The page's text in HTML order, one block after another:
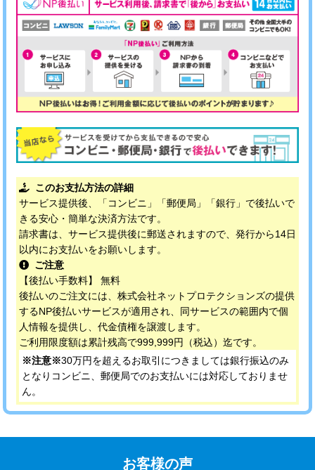
このお支払方法の詳細
サービス提供後、「コンビニ」「郵便局」「銀行」で後払いで
きる安心・簡単な決済方法です。
請求書は、サービス提供後に郵送されますので、発行から14日
以内にお支払いをお願いします。
ご注意
【後払い手数料】 無料
後払いのご注文には、株式会社ネットプロテクションズの提供
するNP後払いサービスが適用され、同サービスの範囲内で個
人情報を提供し、代金債権を譲渡します。
ご利用限度額は累計残高で999,999円（税込）迄です。
※注意※30万円を超えるお取引につきましては銀行振込のみ
となりコンビニ、郵便局でのお支払いには対応しておりませ
ん。
お客様の声